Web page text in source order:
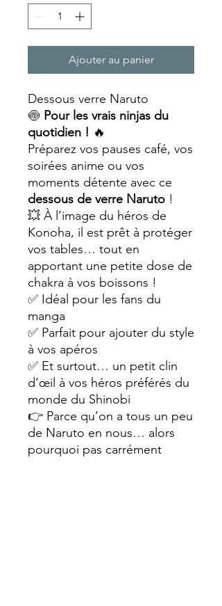
Ajouter au panier
Dessous verre Naruto
🍥 Pour les vrais ninjas du
quotidien ! 🔥
Préparez vos pauses café, vos
soirées anime ou vos
moments détente avec ce
dessous de verre Naruto !
💥 À l’image du héros de
Konoha, il est prêt à protéger
vos tables… tout en
apportant une petite dose de
chakra à vos boissons !
✅ Idéal pour les fans du
manga
✅ Parfait pour ajouter du style
à vos apéros
✅ Et surtout… un petit clin
d’œil à vos héros préférés du
monde du Shinobi
👉 Parce qu’on a tous un peu
de Naruto en nous… alors
pourquoi pas carrément